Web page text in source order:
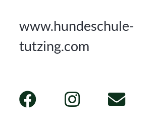
www.hundeschule-
tutzing.com